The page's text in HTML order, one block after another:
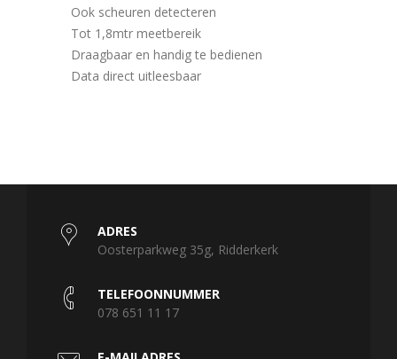
Ook scheuren detecteren
Tot 1,8mtr meetbereik
Draagbaar en handig te bedienen
Data direct uitleesbaar
ADRES
Oosterparkweg 35g, Ridderkerk
TELEFOONNUMMER
078 651 11 17